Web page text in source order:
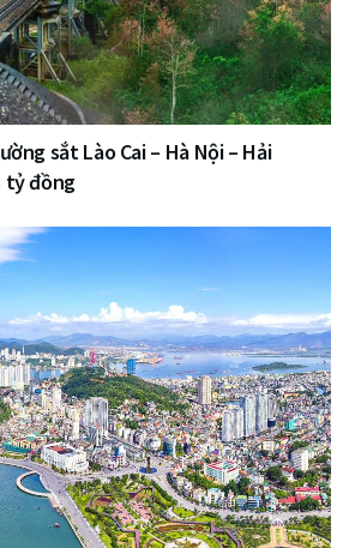
sắt Lào Cai – Hà Nội – Hải
tỷ đồng